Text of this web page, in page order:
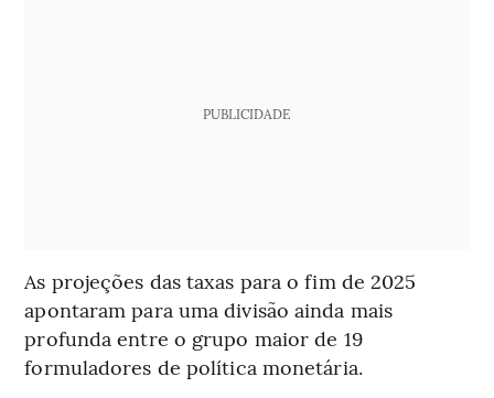
PUBLICIDADE
As projeções das taxas para o fim de 2025
apontaram para uma divisão ainda mais
profunda entre o grupo maior de 19
formuladores de política monetária.